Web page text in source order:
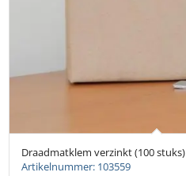
Draadmatklem verzinkt (100 stuks)
Artikelnummer: 103559